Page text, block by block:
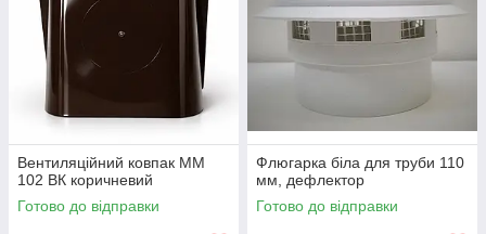
Вентиляційний ковпак ММ
102 ВК коричневий
Готово до відправки
Флюгарка біла для труби 110
мм, дефлектор
Готово до відправки